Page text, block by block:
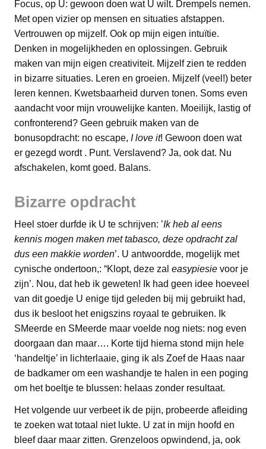
Focus, op U: gewoon doen wat U wilt. Drempels nemen.
Met open vizier op mensen en situaties afstappen.
Vertrouwen op mijzelf. Ook op mijn eigen intuïtie.
Denken in mogelijkheden en oplossingen. Gebruik
maken van mijn eigen creativiteit. Mijzelf zien te redden
in bizarre situaties. Leren en groeien. Mijzelf (veel!) beter
leren kennen. Kwetsbaarheid durven tonen. Soms even
aandacht voor mijn vrouwelijke kanten. Moeilijk, lastig of
confronterend? Geen gebruik maken van de
bonusopdracht: no escape, I love it! Gewoon doen wat
er gezegd wordt . Punt. Verslavend? Ja, ook dat. Nu
afschakelen, komt goed. Balans.
Bizarre opdracht
Heel stoer durfde ik U te schrijven: ’Ik heb al eens
kennis mogen maken met tabasco, deze opdracht zal
dus een makkie worden’. U antwoordde, mogelijk met
cynische ondertoon,: “Klopt, deze zal easypiesie voor je
zijn’. Nou, dat heb ik geweten! Ik had geen idee hoeveel
van dit goedje U enige tijd geleden bij mij gebruikt had,
dus ik besloot het enigszins royaal te gebruiken. Ik
SMeerde en SMeerde maar voelde nog niets: nog even
doorgaan dan maar…. Korte tijd hierna stond mijn hele
‘handeltje’ in lichterlaaie, ging ik als Zoef de Haas naar
de badkamer om een washandje te halen in een poging
om het boeltje te blussen: helaas zonder resultaat.
Het volgende uur verbeet ik de pijn, probeerde afleiding
te zoeken wat totaal niet lukte. U zat in mijn hoofd en
bleef daar maar zitten. Grenzeloos opwindend, ja, ook